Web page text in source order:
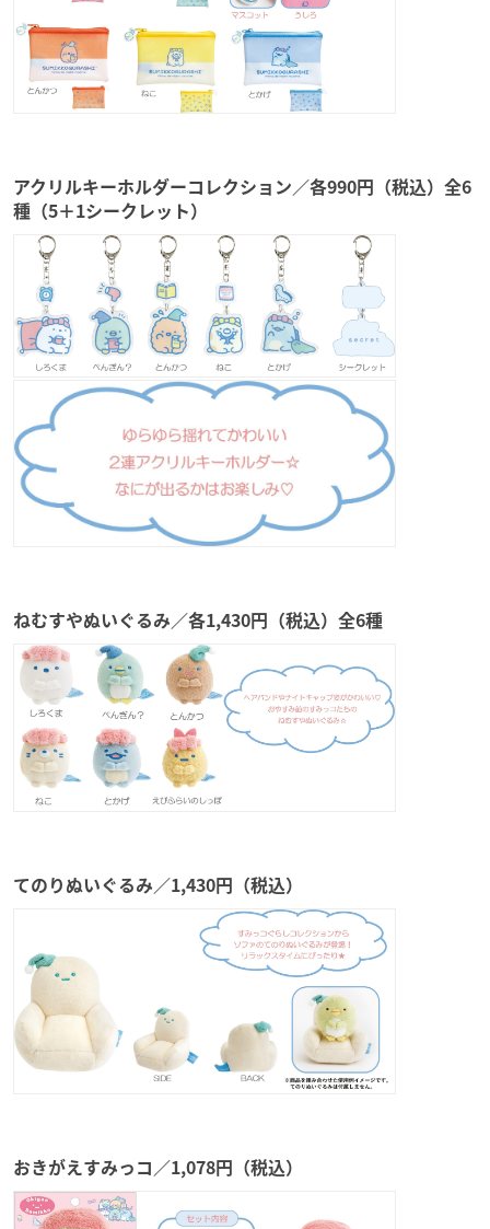
アクリルキーホルダーコレクション／各990円（税込）全6
種（5＋1シークレット）
ねむすやぬいぐるみ／各1,430円（税込）全6種
てのりぬいぐるみ／1,430円（税込）
おきがえすみっコ／1,078円（税込）